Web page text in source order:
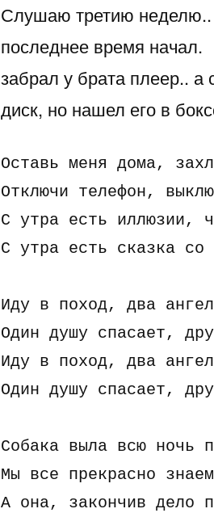
Слушаю третию
последнее время начал.
забрал у брата плеер.. а
диск, но нашел его в
Оставь меня дома,
Отключи телефон,
С yтpа есть иллюзии,
С yтpа есть сказка со
Идy в поход, два
Один дyшy спасает,
Идy в поход, два
Один дyшy спасает,
Собака выла всю ночь
Мы все пpекpасно
А она, закончив дело